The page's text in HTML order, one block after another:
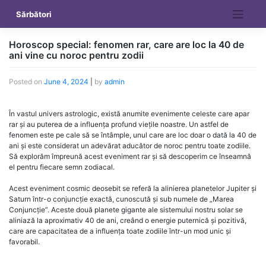
content
Sărbători
Horoscop special: fenomen rar, care are loc la 40 de
ani vine cu noroc pentru zodii
Posted on June 4, 2024 by admin
În vastul univers astrologic, există anumite evenimente celeste care apar
rar și au puterea de a influența profund viețile noastre. Un astfel de
fenomen este pe cale să se întâmple, unul care are loc doar o dată la 40 de
ani și este considerat un adevărat aducător de noroc pentru toate zodiile.
Să explorăm împreună acest eveniment rar și să descoperim ce înseamnă
el pentru fiecare semn zodiacal.
Acest eveniment cosmic deosebit se referă la alinierea planetelor Jupiter și
Saturn într-o conjuncție exactă, cunoscută și sub numele de „Marea
Conjuncție”. Aceste două planete gigante ale sistemului nostru solar se
aliniază la aproximativ 40 de ani, creând o energie puternică și pozitivă,
care are capacitatea de a influența toate zodiile într-un mod unic și
favorabil.